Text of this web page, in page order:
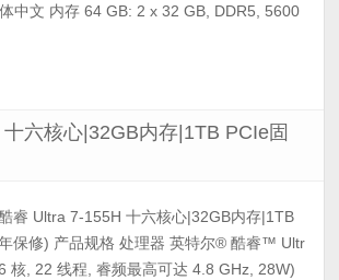
中文 内存 64 GB: 2 x 32 GB, DDR5, 5600
六核心|32GB内存|1TB PCIe固
睿 Ultra 7-155H 十六核心|32GB内存|1TB
保修) 产品规格 处理器 英特尔® 酷睿™ Ultr
, 22 线程, 睿频最高可达 4.8 GHz, 28W)